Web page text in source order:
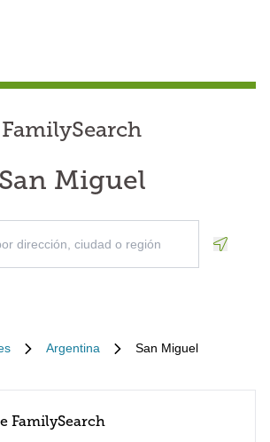
FamilySearch
San Miguel
Argentina San Miguel
FamilySearch